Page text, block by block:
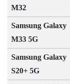
M32
Samsung Galaxy
M33 5G
Samsung Galaxy
S20+ 5G